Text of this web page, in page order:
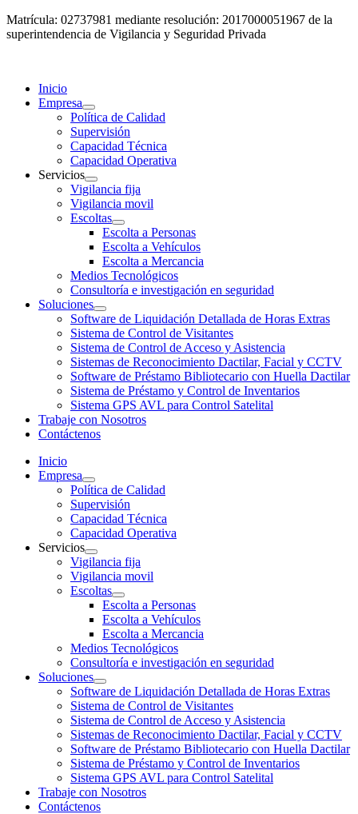
Matrícula: 02737981 mediante resolución: 2017000051967 de la
superintendencia de Vigilancia y Seguridad Privada
Inicio
Empresa
Política de Calidad
Supervisión
Capacidad Técnica
Capacidad Operativa
Servicios
Vigilancia fija
Vigilancia movil
Escoltas
Escolta a Personas
Escolta a Vehículos
Escolta a Mercancia
Medios Tecnológicos
Consultoría e investigación en seguridad
Soluciones
Software de Liquidación Detallada de Horas Extras
Sistema de Control de Visitantes
Sistema de Control de Acceso y Asistencia
Sistemas de Reconocimiento Dactilar, Facial y CCTV
Software de Préstamo Bibliotecario con Huella Dactilar
Sistema de Préstamo y Control de Inventarios
Sistema GPS AVL para Control Satelital
Trabaje con Nosotros
Contáctenos
Inicio
Empresa
Política de Calidad
Supervisión
Capacidad Técnica
Capacidad Operativa
Servicios
Vigilancia fija
Vigilancia movil
Escoltas
Escolta a Personas
Escolta a Vehículos
Escolta a Mercancia
Medios Tecnológicos
Consultoría e investigación en seguridad
Soluciones
Software de Liquidación Detallada de Horas Extras
Sistema de Control de Visitantes
Sistema de Control de Acceso y Asistencia
Sistemas de Reconocimiento Dactilar, Facial y CCTV
Software de Préstamo Bibliotecario con Huella Dactilar
Sistema de Préstamo y Control de Inventarios
Sistema GPS AVL para Control Satelital
Trabaje con Nosotros
Contáctenos